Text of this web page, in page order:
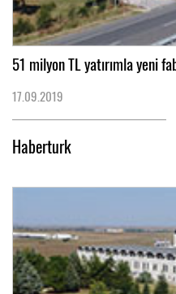
51 milyon TL yatırımla yeni
17.09.2019
Haberturk